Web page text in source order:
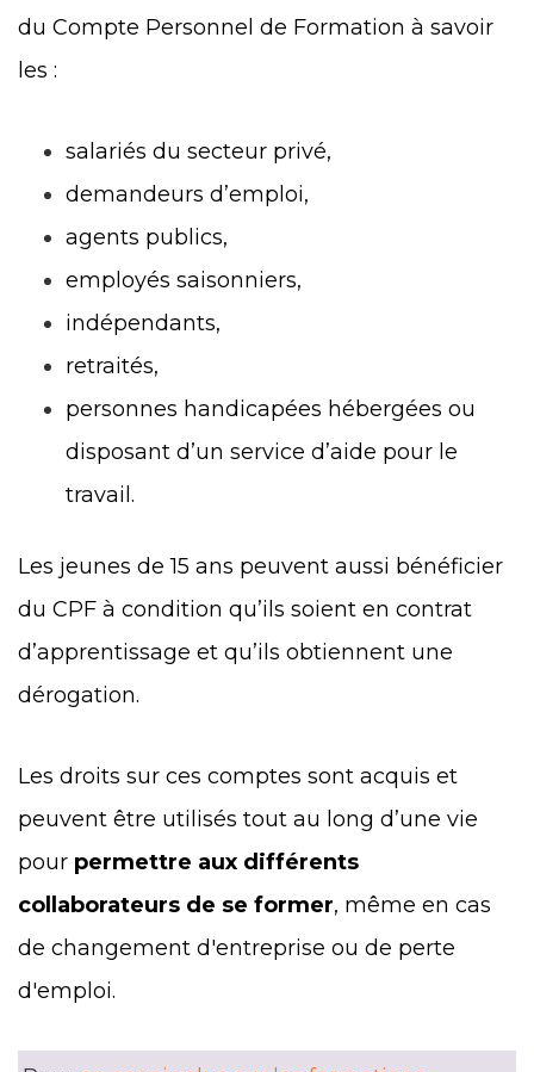
du Compte Personnel de Formation à savoir
les :
salariés du secteur privé,
demandeurs d’emploi,
agents publics,
employés saisonniers,
indépendants,
retraités,
personnes handicapées hébergées ou
disposant d’un service d’aide pour le
travail.
Les jeunes de 15 ans peuvent aussi bénéficier
du CPF à condition qu’ils soient en contrat
d’apprentissage et qu’ils obtiennent une
dérogation.
Les droits sur ces comptes sont acquis et
peuvent être utilisés tout au long d’une vie
pour permettre aux différents
collaborateurs de se former, même en cas
de changement d'entreprise ou de perte
d'emploi.